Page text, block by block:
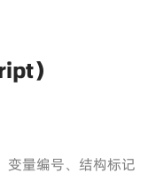
）
变量编号、结构标记